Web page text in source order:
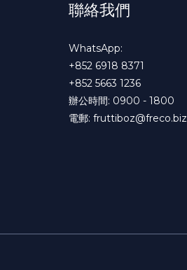
聯絡我們
WhatsApp:
+852 6918 8371
+852 5663 1236
辦公時間: 0900 - 1800
電郵: fruttiboz@freco.biz